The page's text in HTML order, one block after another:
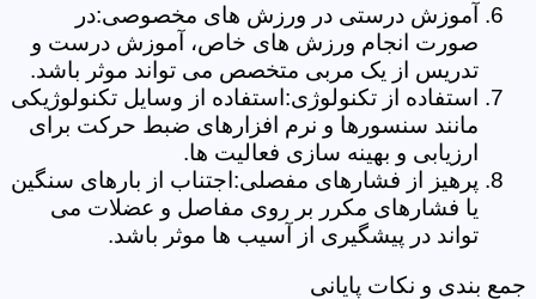
آموزش درستی در ورزش های مخصوصی:در
صورت انجام ورزش های خاص، آموزش درست و
تدریس از یک مربی متخصص می تواند موثر باشد.
استفاده از تکنولوژی:استفاده از وسایل تکنولوژیکی
مانند سنسورها و نرم افزارهای ضبط حرکت برای
ارزیابی و بهینه سازی فعالیت ها.
پرهیز از فشارهای مفصلی:اجتناب از بارهای سنگین
یا فشارهای مکرر بر روی مفاصل و عضلات می
تواند در پیشگیری از آسیب ها موثر باشد.
جمع بندی و نکات پایانی